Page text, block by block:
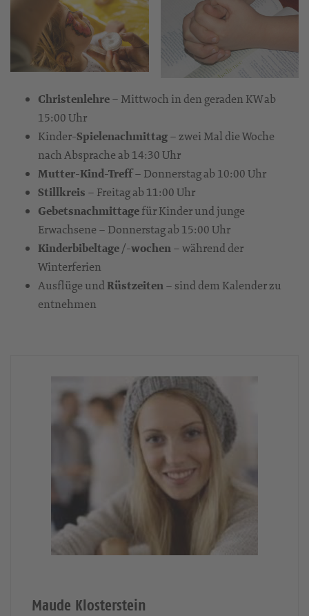
Christenlehre– Mittwoch in den geraden KW ab
15:00 Uhr
Kinder-Spielenachmittag– zwei Mal die Woche
nach Absprache ab 14:30 Uhr
Mutter-Kind-Treff– Donnerstag ab 10:00 Uhr
Stillkreis – Freitag ab 11:00 Uhr
Gebetsnachmittagefür Kinder und junge
Erwachsene – Donnerstag ab 15:00 Uhr
Kinderbibeltage/-wochen– während der
Winterferien
Ausflüge undRüstzeiten– sind dem Kalender zu
entnehmen
Maude Klosterstein